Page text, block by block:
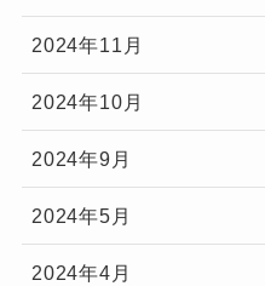
2024年11月
2024年10月
2024年9月
2024年5月
2024年4月